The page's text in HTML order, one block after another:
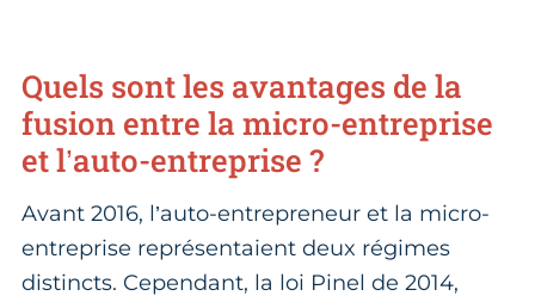
Quels sont les avantages de la
fusion entre la micro-entreprise
et l’auto-entreprise ?
Avant 2016, l’auto-entrepreneur et la micro-
entreprise représentaient deux régimes
distincts. Cependant, la loi Pinel de 2014,